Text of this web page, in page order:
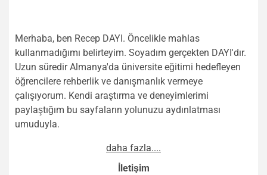
Merhaba, ben Recep DAYI. Öncelikle mahlas
kullanmadığımı belirteyim. Soyadım gerçekten DAYI'dır.
Uzun süredir Almanya'da üniversite eğitimi hedefleyen
öğrencilere rehberlik ve danışmanlık vermeye
çalışıyorum. Kendi araştırma ve deneyimlerimi
paylaştığım bu sayfaların yolunuzu aydınlatması
umuduyla.
daha fazla....
İletişim